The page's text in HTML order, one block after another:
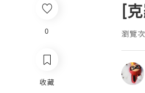
[
瀏覽
0
收藏